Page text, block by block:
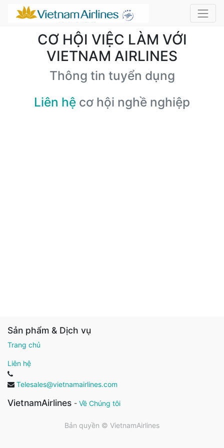
CƠ HỘI VIỆC LÀM VỚI
VIETNAM AIRLINES
Thông tin tuyển dụng
Liên hệ cơ hội nghề nghiệp
Sản phẩm & Dịch vụ
Trang chủ
Liên hệ
Telesales@vietnamairlines.com
VietnamAirlines - Về Chúng tôi
Bản quyền © VietnamAirlines